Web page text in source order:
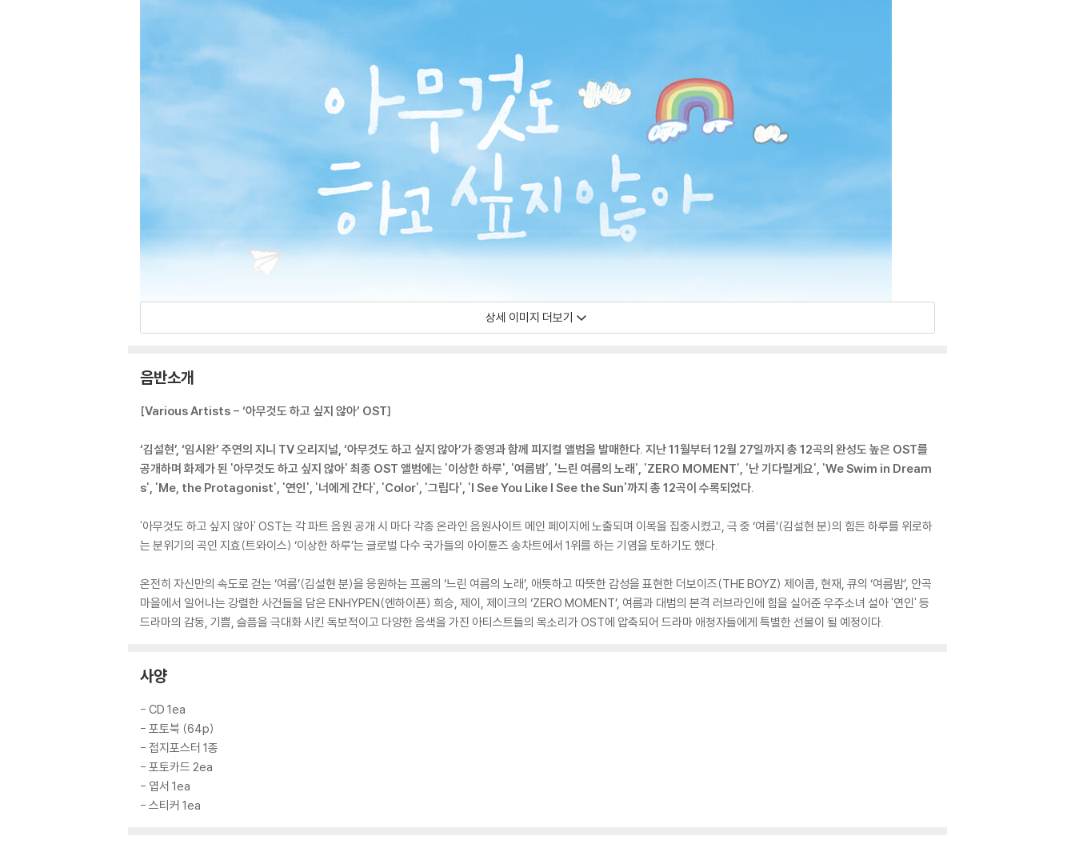
상세 이미지 더보기
음반소개
[Various Artists - ‘아무것도 하고 싶지 않아’ OST]
‘김설현’, ‘임시완’ 주연의 지니 TV 오리지널, ‘아무것도 하고 싶지 않아’가 종영과 함께 피지컬 앨범을 발매한다. 지난 11월부터 12월 27일까지 총 12곡의 완성도 높은 OST를
공개하며 화제가 된 '아무것도 하고 싶지 않아' 최종 OST 앨범에는 '이상한 하루', '여름밤', '느린 여름의 노래', 'ZERO MOMENT', '난 기다릴게요', 'We Swim in Dream
s', 'Me, the Protagonist', '연인', '너에게 간다', 'Color', '그립다', 'I See You Like I See the Sun'까지 총 12곡이 수록되었다.
'아무것도 하고 싶지 않아' OST는 각 파트 음원 공개 시 마다 각종 온라인 음원사이트 메인 페이지에 노출되며 이목을 집중시켰고, 극 중 ‘여름’(김설현 분)의 힘든 하루를 위로하
는 분위기의 곡인 지효(트와이스) ‘이상한 하루’는 글로벌 다수 국가들의 아이튠즈 송차트에서 1위를 하는 기염을 토하기도 했다.
온전히 자신만의 속도로 걷는 ‘여름’(김설현 분)을 응원하는 프롬의 ‘느린 여름의 노래’, 애틋하고 따뜻한 감성을 표현한 더보이즈(THE BOYZ) 제이콥, 현재, 큐의 ‘여름밤’, 안곡
마을에서 일어나는 강렬한 사건들을 담은 ENHYPEN(엔하이픈) 희승, 제이, 제이크의 ‘ZERO MOMENT’, 여름과 대범의 본격 러브라인에 힘을 실어준 우주소녀 설아 '연인' 등
드라마의 감동, 기쁨, 슬픔을 극대화 시킨 독보적이고 다양한 음색을 가진 아티스트들의 목소리가 OST에 압축되어 드라마 애청자들에게 특별한 선물이 될 예정이다.
사양
- CD 1ea
- 포토북 (64p)
- 접지포스터 1종
- 포토카드 2ea
- 엽서 1ea
- 스티커 1ea